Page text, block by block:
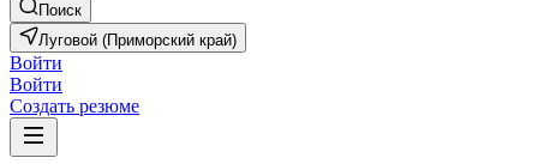
Поиск
Луговой (Приморский край)
Войти
Войти
Создать резюме